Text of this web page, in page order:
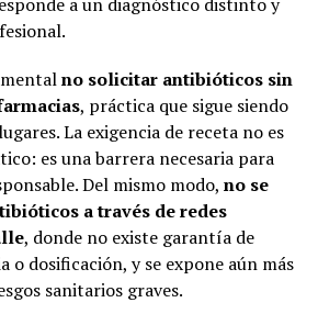
no solicitar antibióticos sin
, práctica que sigue siendo
La exigencia de receta no es
es una barrera necesaria para
Del mismo modo, no se
a través de redes
, donde no existe garantía de
o dosificación, y se expone aún más
sanitarios graves.